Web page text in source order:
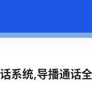
系统,导播通话